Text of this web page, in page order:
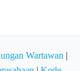
Wartawan |